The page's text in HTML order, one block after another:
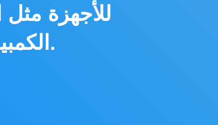
الكمبيوتر عرض شاشاتها على الشاشات.